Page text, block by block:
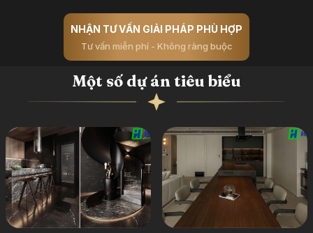
NHẬN TƯ VẤN GIẢI PHÁP PHÙ HỢP
Tư vấn miễn phí - Không ràng buộc
Một số dự án tiêu biểu